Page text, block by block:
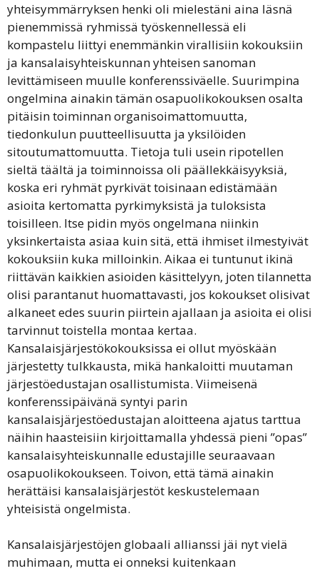
yhteisymmärryksen henki oli mielestäni aina läsnä
pienemmissä ryhmissä työskennellessä eli
kompastelu liittyi enemmänkin virallisiin kokouksiin
ja kansalaisyhteiskunnan yhteisen sanoman
levittämiseen muulle konferenssiväelle. Suurimpina
ongelmina ainakin tämän osapuolikokouksen osalta
pitäisin toiminnan organisoimattomuutta,
tiedonkulun puutteellisuutta ja yksilöiden
sitoutumattomuutta. Tietoja tuli usein ripotellen
sieltä täältä ja toiminnoissa oli päällekkäisyyksiä,
koska eri ryhmät pyrkivät toisinaan edistämään
asioita kertomatta pyrkimyksistä ja tuloksista
toisilleen. Itse pidin myös ongelmana niinkin
yksinkertaista asiaa kuin sitä, että ihmiset ilmestyivät
kokouksiin kuka milloinkin. Aikaa ei tuntunut ikinä
riittävän kaikkien asioiden käsittelyyn, joten tilannetta
olisi parantanut huomattavasti, jos kokoukset olisivat
alkaneet edes suurin piirtein ajallaan ja asioita ei olisi
tarvinnut toistella montaa kertaa.
Kansalaisjärjestökokouksissa ei ollut myöskään
järjestetty tulkkausta, mikä hankaloitti muutaman
järjestöedustajan osallistumista. Viimeisenä
konferenssipäivänä syntyi parin
kansalaisjärjestöedustajan aloitteena ajatus tarttua
näihin haasteisiin kirjoittamalla yhdessä pieni ”opas”
kansalaisyhteiskunnalle edustajille seuraavaan
osapuolikokoukseen. Toivon, että tämä ainakin
herättäisi kansalaisjärjestöt keskustelemaan
yhteisistä ongelmista.
Kansalaisjärjestöjen globaali allianssi jäi nyt vielä
muhimaan, mutta ei onneksi kuitenkaan